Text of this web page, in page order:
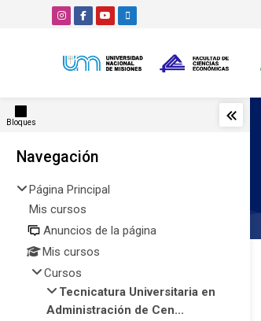
Skip to navigation
Skip to search form
Skip to login form
Salta al contenido principal
Skip to accessibility options
Skip to footer
Skip accessibility options
Bloques
Bloques
Salta Navegación
Navegación
Página Principal
Mis cursos
Anuncios de la página
Mis cursos
Cursos
Tecnicatura Universitaria en
Administración de Cen...